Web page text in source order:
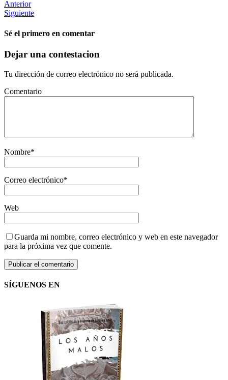
Anterior
Siguiente
Sé el primero en comentar
Dejar una contestacion
Tu dirección de correo electrónico no será publicada.
Comentario
Nombre*
Correo electrónico*
Web
Guarda mi nombre, correo electrónico y web en este navegador
para la próxima vez que comente.
SÍGUENOS EN